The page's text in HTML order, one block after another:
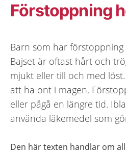
Förstoppning
Barn som har
Bajset är oftast hårt och
mjukt eller till och med
att ha ont i magen.
eller pågå en längre tid.
använda läkemedel som
Den här texten handlar om